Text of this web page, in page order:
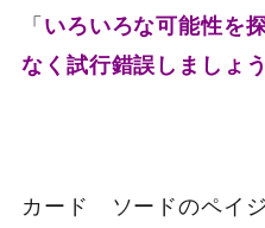
「いろいろな可能性を
なく試行錯誤しましょう
カード ソードのペイジ